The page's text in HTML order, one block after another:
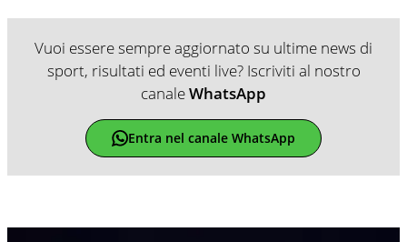
Vuoi essere sempre aggiornato su ultime news di
sport, risultati ed eventi live? Iscriviti al nostro
canaleWhatsApp
Entra nel canale WhatsApp